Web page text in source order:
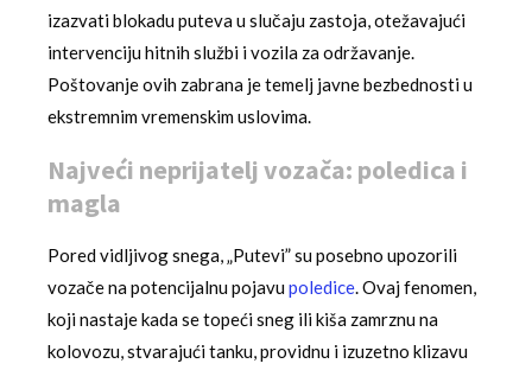
izazvati blokadu puteva u slučaju zastoja, otežavajući
intervenciju hitnih službi i vozila za održavanje.
Poštovanje ovih zabrana je temelj javne bezbednosti u
ekstremnim vremenskim uslovima.
Najveći neprijatelj vozača: poledica i
magla
Pored vidljivog snega, „Putevi” su posebno upozorili
vozače na potencijalnu pojavupoledice. Ovaj fenomen,
koji nastaje kada se topeći sneg ili kiša zamrznu na
kolovozu, stvarajući tanku, providnu i izuzetno klizavu